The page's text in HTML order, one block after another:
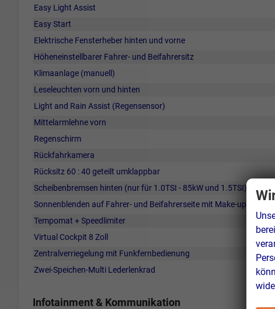
Easy Light Assist
Easy Start
Elektrische Fensterheber hinten und vorne
Höheneinstellbarer Fahrer- und Beifahrersitz
Klimaanlage (manuell)
Leseleuchten vorn und hinten
Light and Rain Assist (Regensensor)
Mittelarmlehne vorn
Regenschirm
Rückfahrkamera
Rücksitz 60 : 40 geteilt umklappbar
Scheibenbremsen hinten (nur für 1.0TSI - 85kW und 1.5TSI)
Sonnenblenden auf Fahrer- und Beifahrerseite mit Make-up-Spiegeln
Tempomat + Speedlimiter
Virtual Cockpit 8 Zoll
Zentralverriegelung mit Funkfernbedienung
Zwei-Speichen-Multi Lederlenkrad
Infotainment & Kommunikation